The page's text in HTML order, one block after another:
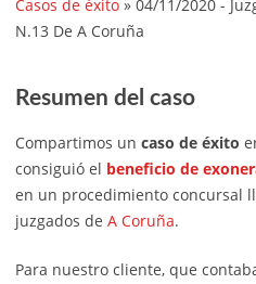
Casos de éxito » 04/11/2020 -
N.13 De A Coruña
Resumen del caso
Compartimos un caso de éxito
consiguió el beneficio de
en un procedimiento concursal
juzgados de A Coruña.
Para nuestro cliente, que